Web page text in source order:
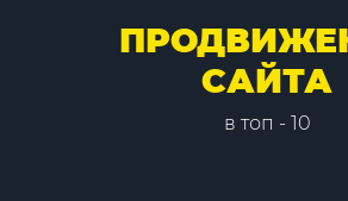
САЙТА
в топ - 10